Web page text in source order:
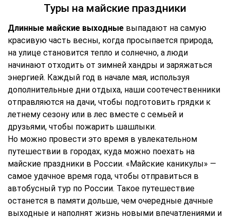
Туры на майские праздники
Длинные майские выходные выпадают на самую
красивую часть весны, когда просыпается природа,
на улице становится тепло и солнечно, а люди
начинают отходить от зимней хандры и заряжаться
энергией. Каждый год в начале мая, используя
дополнительные дни отдыха, наши соотечественники
отправляются на дачи, чтобы подготовить грядки к
летнему сезону или в лес вместе с семьей и
друзьями, чтобы пожарить шашлыки.
Но можно провести это время в увлекательном
путешествии в городах, куда можно поехать на
майские праздники в России. «Майские каникулы» —
самое удачное время года, чтобы отправиться в
автобусный тур по России. Такое путешествие
останется в памяти дольше, чем очередные дачные
выходные и наполнят жизнь новыми впечатлениями и